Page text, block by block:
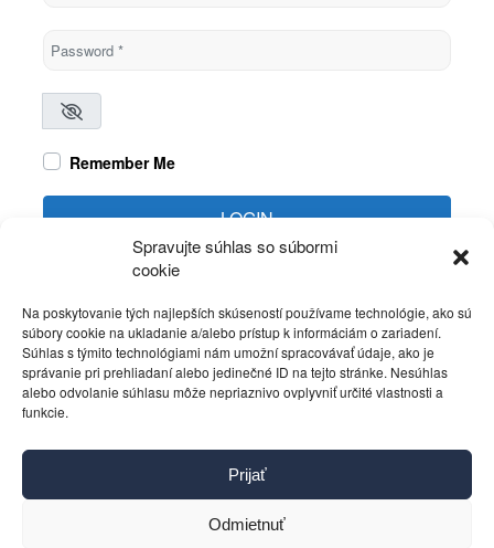
Spravujte súhlas so súbormi
cookie
Na poskytovanie tých najlepších skúseností používame technológie, ako sú
súbory cookie na ukladanie a/alebo prístup k informáciám o zariadení.
Súhlas s týmito technológiami nám umožní spracovávať údaje, ako je
správanie pri prehliadaní alebo jedinečné ID na tejto stránke. Nesúhlas
alebo odvolanie súhlasu môže nepriaznivo ovplyvniť určité vlastnosti a
funkcie.
Prijať
Odmietnuť
Password*
Remember Me
LOGIN
Kontakt
Pravidlá používania